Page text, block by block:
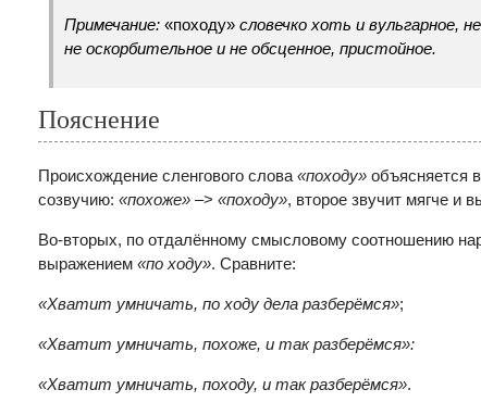
Примечание: «походу» словечко хоть и вульгарное,
не оскорбительное и не обсценное, пристойное.
Пояснение
Происхождение сленгового слова «походу» объясняется
созвучию: «похоже» –> «походу», второе звучит мягче и
Во-вторых, по отдалённому смысловому соотношению
выражением «по ходу». Сравните:
«Хватит умничать, по ходу дела разберёмся»;
«Хватит умничать, похоже, и так разберёмся»:
«Хватит умничать, походу, и так разберёмся».